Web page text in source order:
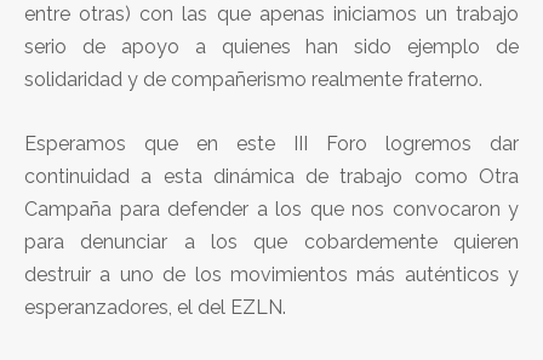
entre otras) con las que apenas iniciamos un trabajo
serio de apoyo a quienes han sido ejemplo de
solidaridad y de compañerismo realmente fraterno.
Esperamos que en este III Foro logremos dar
continuidad a esta dinámica de trabajo como Otra
Campaña para defender a los que nos convocaron y
para denunciar a los que cobardemente quieren
destruir a uno de los movimientos más auténticos y
esperanzadores, el del EZLN.